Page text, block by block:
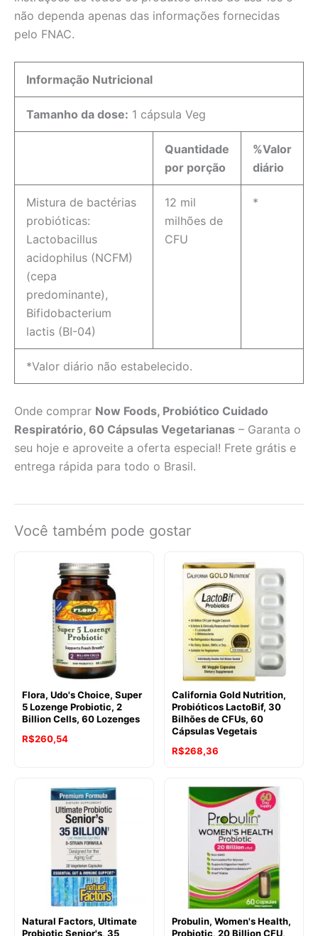
não dependa apenas das informações fornecidas
pelo FNAC.
Informação Nutricional
Tamanho da dose: 1 cápsula Veg
Quantidade
por porção
%Valor
diário
Mistura de bactérias
probióticas:
Lactobacillus
acidophilus (NCFM)
(cepa
predominante),
Bifidobacterium
lactis (BI-04)
12 mil
milhões de
CFU
*
*Valor diário não estabelecido.
Onde comprar Now Foods, Probiótico Cuidado
Respiratório, 60 Cápsulas Vegetarianas – Garanta o
seu hoje e aproveite a oferta especial! Frete grátis e
entrega rápida para todo o Brasil.
Você também pode gostar
Flora, Udo's Choice, Super
5 Lozenge Probiotic, 2
Billion Cells, 60 Lozenges
R$260,54
California Gold Nutrition,
Probióticos LactoBif, 30
Bilhões de CFUs, 60
Cápsulas Vegetais
R$268,36
Natural Factors, Ultimate
Probiotic Senior's, 35
Probulin, Women's Health,
Probiotic, 20 Billion CFU,